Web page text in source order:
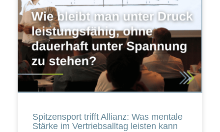
Spitzensport trifft Allianz: Was mentale
Stärke im Vertriebsalltag leisten kann